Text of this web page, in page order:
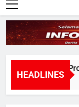
HEADLINES
Rektor Prof.